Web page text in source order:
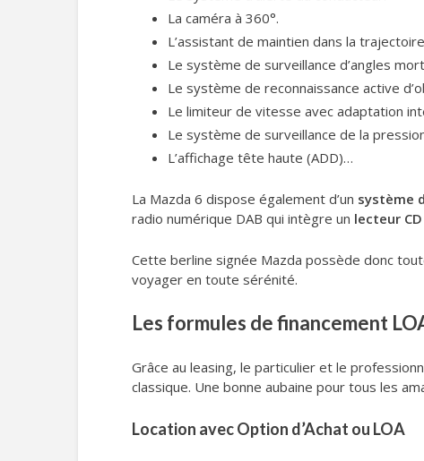
La caméra à 360°.
L’assistant de maintien dans la trajectoire
Le système de surveillance d’angles
Le système de reconnaissance active
Le limiteur de vitesse avec adaptation
Le système de surveillance de la
L’affichage tête haute (ADD)…
La Mazda 6 dispose également d’un système
radio numérique DAB qui intègre un lecteur CD
Cette berline signée Mazda possède donc
voyager en toute sérénité.
Les formules de financement
Grâce au leasing, le particulier et le
classique. Une bonne aubaine pour tous les
Location avec Option d’Achat ou LOA